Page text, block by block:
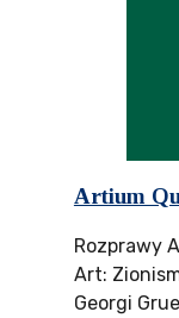
Artium
Rozprawy
Art:
Georgi